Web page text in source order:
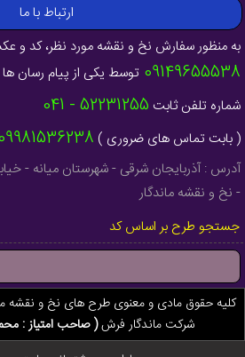
ارتباط با ما
به منظور سفارش نخ و نقشه مورد نظر، کد و
09149655538 توسط یکی از پیام رسان ها
شماره تلفن ثابت 52231255 - 041
( بابت تماس های ضروری )
- نخ و نقشه ماندگار
جستجو طرح بر اساس کد
کلیه حقوق مادی و معنوی طرح های نخ و نقشه
شرکت ماندگار فرش( صاحب امتیاز :